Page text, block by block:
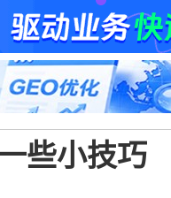
些小技巧